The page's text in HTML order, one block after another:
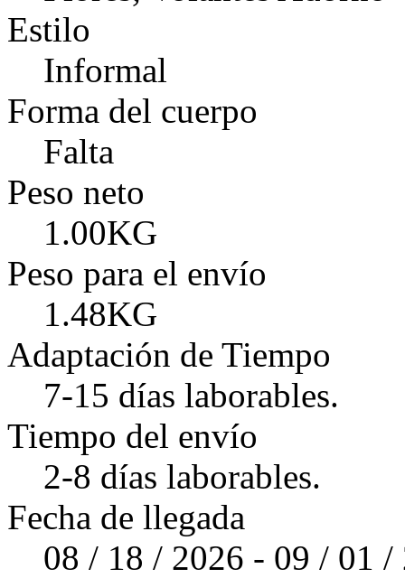
Estilo
Informal
Forma del cuerpo
Falta
Peso neto
1.00KG
Peso para el envío
1.48KG
Adaptación de Tiempo
7-15 días laborables.
Tiempo del envío
2-8 días laborables.
Fecha de llegada
08 / 18 / 2026 - 09 / 01 /